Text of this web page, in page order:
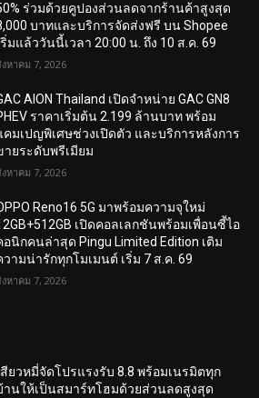
ร่วมด้วยคูปองส่วนลดจากร้านค้าสูงสุด
บาทและบริการจัดส่งฟรี บน Shopee
ริ่มแล้ววันนี้เวลา 20:00 น. ถึง 10 ส.ค. 69
งหาคม 7, 2026
AION Thailand เปิดจำหน่าย GAC GN8
ราคาเริ่มต้น 2.199 ล้านบาท พร้อม
คมเปญพิเศษช่วงเปิดตัว และบริการหลังการ
ายระดับพรีเมียม
งหาคม 7, 2026
Reno16 5G มาพร้อมความจุใหม่
เปิดคอลเลกชันพร้อมเพื่อนซี้ไอ
อนิกคนล่าสุด Pingu Limited Edition เติม
วามน่ารักทุกโมเมนต์ เริ่ม 7 ส.ค. 69
งหาคม 7, 2026
สียวหมี่จัดโปรแรงรับ 8.8 พร้อมเนรมิตทุก
านให้เป็นสมาร์ทโฮมด้วยส่วนลดสูงสุด